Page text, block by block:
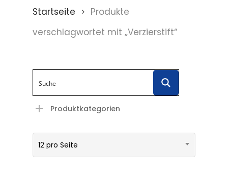
Startseite
Produkte
verschlagwortet mit „Verzierstift“
Produktkategorien
12 pro Seite